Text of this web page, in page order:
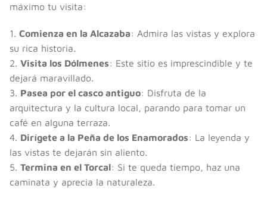
máximo tu visita:
1. Comienza en la Alcazaba: Admira las vistas y explora
su rica historia.
2. Visita los Dólmenes: Este sitio es imprescindible y te
dejará maravillado.
3. Pasea por el casco antiguo: Disfruta de la
arquitectura y la cultura local, parando para tomar un
café en alguna terraza.
4. Dirígete a la Peña de los Enamorados: La leyenda y
las vistas te dejarán sin aliento.
5. Termina en el Torcal: Si te queda tiempo, haz una
caminata y aprecia la naturaleza.